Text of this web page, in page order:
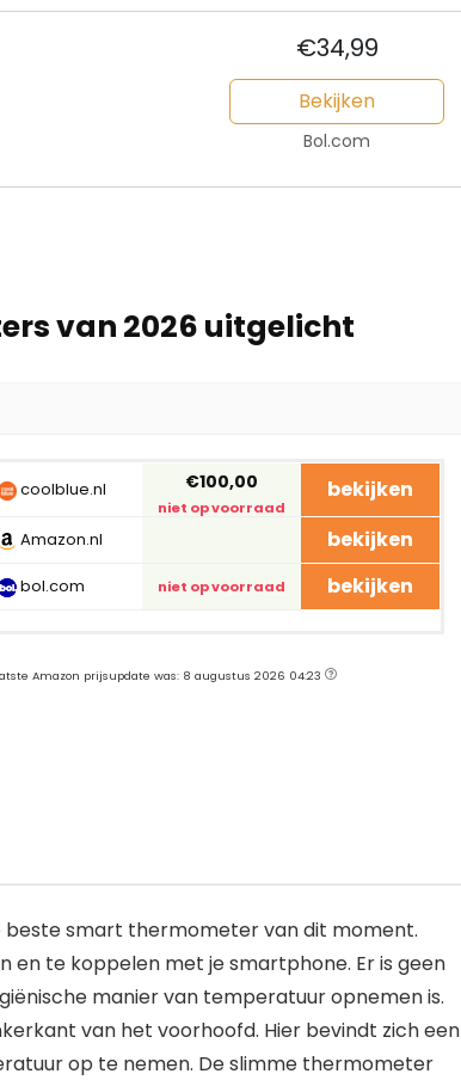
€34,99
Bekijken
Bol.com
van 2026 uitgelicht
coolblue.nl €100,00
niet op voorraad
bekijken
Amazon.nl bekijken
bol.com niet op voorraad bekijken
Amazon prijsupdate was: 8 augustus 2026 04:23
smart thermometer van dit moment.
en te koppelen met je smartphone. Er is geen
manier van temperatuur opnemen is.
van het voorhoofd. Hier bevindt zich een
op te nemen. De slimme thermometer